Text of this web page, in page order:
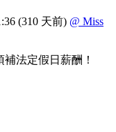
(310 天前) @ Miss
法定假日薪酬！